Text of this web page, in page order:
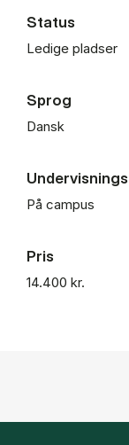
Status
Ledige pladser
Sprog
Dansk
På campus
Pris
14.400 kr.